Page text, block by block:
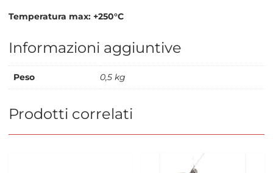
Temperatura max: +250°C
Informazioni aggiuntive
Peso 0,5 kg
Prodotti correlati